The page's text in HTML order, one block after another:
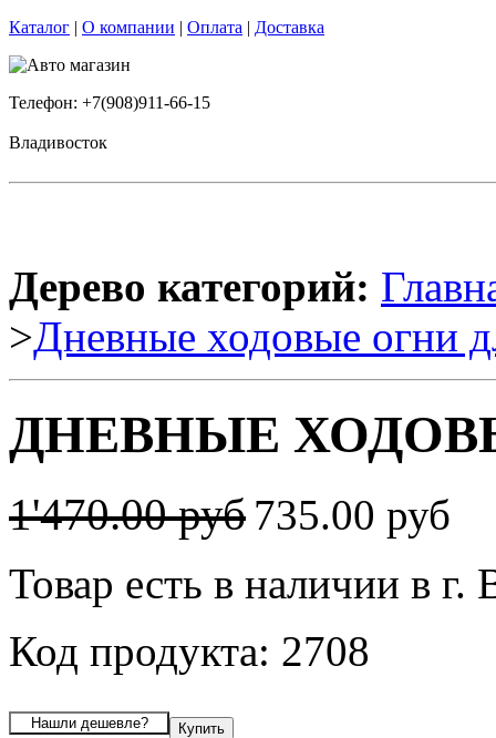
Каталог | О компании | Оплата | Доставка
Телефон: +7(908)911-66-15
Владивосток
Дерево категорий:
>Дневные ходовые огни
ДНЕВНЫЕ
1'470.00 руб 735.00 руб
Товар есть в наличии в г.
Код продукта: 2708